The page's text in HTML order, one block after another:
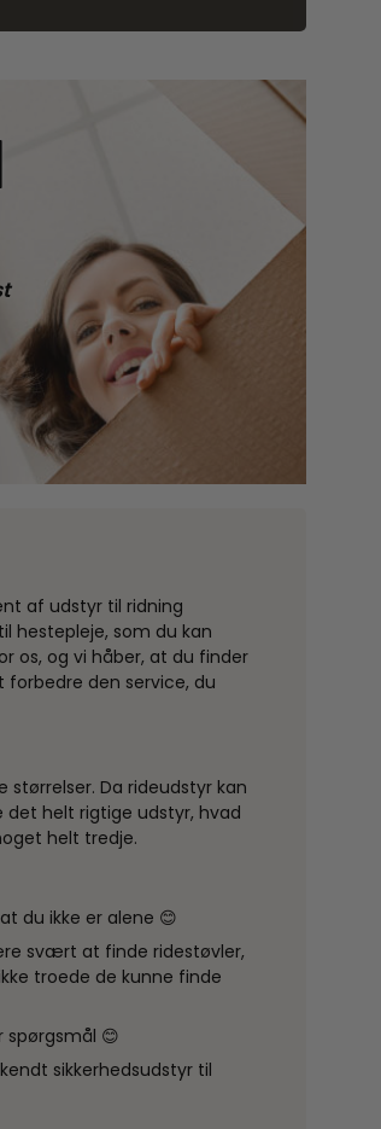
af udstyr til ridning
hestepleje, som du kan
os, og vi håber, at du finder
den service, du
Da rideudstyr kan
helt rigtige udstyr, hvad
helt tredje.
du ikke er alene 😊
svært at finde ridestøvler,
troede de kunne finde
😊
sikkerhedsudstyr til